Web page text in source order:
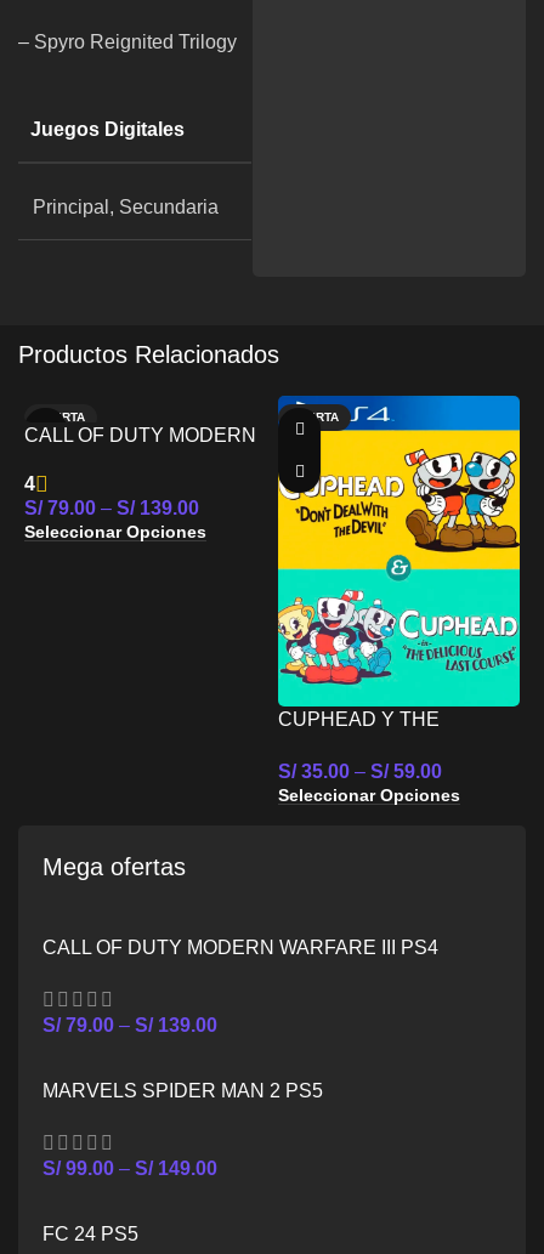
– Spyro Reignited Trilogy
Juegos Digitales
Principal, Secundaria
Productos Relacionados
OFERTA
NUEVO
CALL OF DUTY MODERN
4
S/79.00 – S/139.00
Seleccionar Opciones
OFERTA
CUPHEAD Y THE
COURSE PS4
S/35.00 – S/59.00
Seleccionar Opciones
Mega ofertas
CALL OF DUTY MODERN WARFARE III PS4
S/79.00 – S/139.00
MARVELS SPIDER MAN 2 PS5
S/99.00 – S/149.00
FC 24 PS5